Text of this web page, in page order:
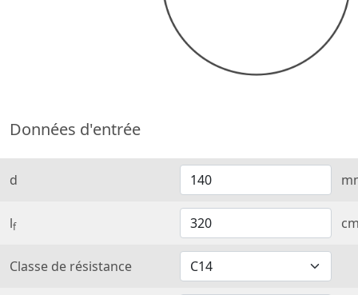
Données d'entrée
d
lf
Classe de résistance